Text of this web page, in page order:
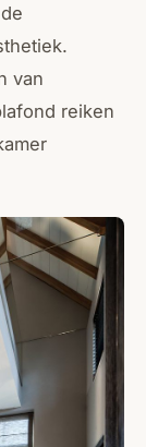
van
reiken